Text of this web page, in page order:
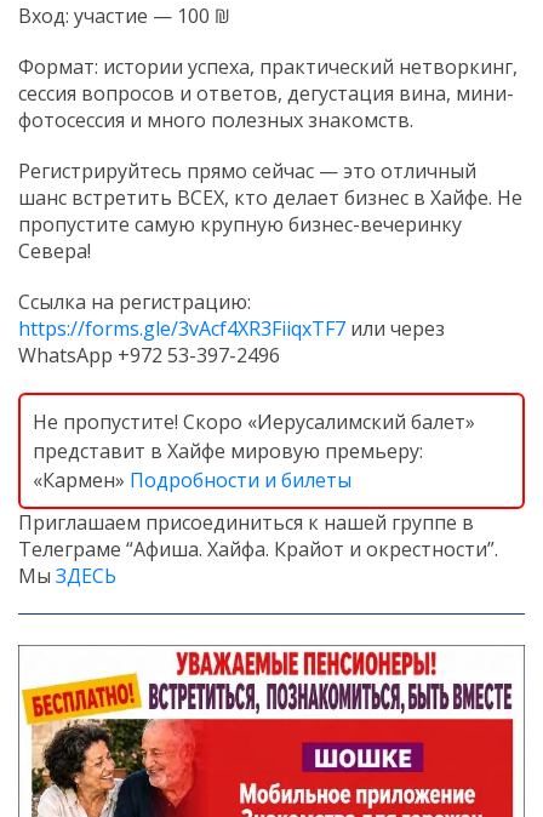
Вход: участие — 100 ₪
Формат: истории успеха, практический нетворкинг,
сессия вопросов и ответов, дегустация вина, мини-
фотосессия и много полезных знакомств.
Регистрируйтесь прямо сейчас — это отличный
шанс встретить ВСЕХ, кто делает бизнес в Хайфе. Не
пропустите самую крупную бизнес-вечеринку
Севера!
Ссылка на регистрацию:
https://forms.gle/3vAcf4XR3FiiqxTF7 или через
WhatsApp +972 53-397-2496
Не пропустите! Скоро «Иерусалимский балет»
представит в Хайфе мировую премьеру:
«Кармен» Подробности и билеты
Приглашаем присоединиться к нашей группе в
Телеграме “Афиша. Хайфа. Крайот и окрестности”.
Мы ЗДЕСЬ